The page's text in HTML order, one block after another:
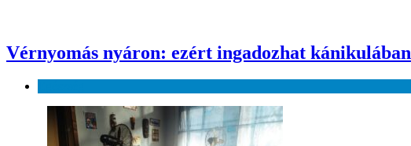
Vérnyomás nyáron: ezért ingadozhat kánikulában